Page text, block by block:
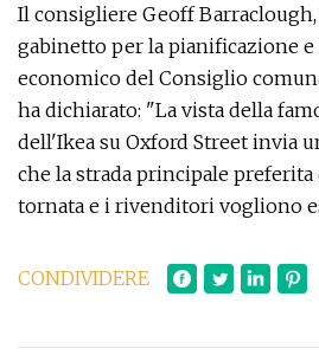
Il consigliere Geoff
gabinetto per la pianificazione
economico del Consiglio
ha dichiarato: "La vista della
dell'Ikea ​​su Oxford Street invia
che la strada principale preferita
tornata e i rivenditori vogliono
CONDIVIDERE